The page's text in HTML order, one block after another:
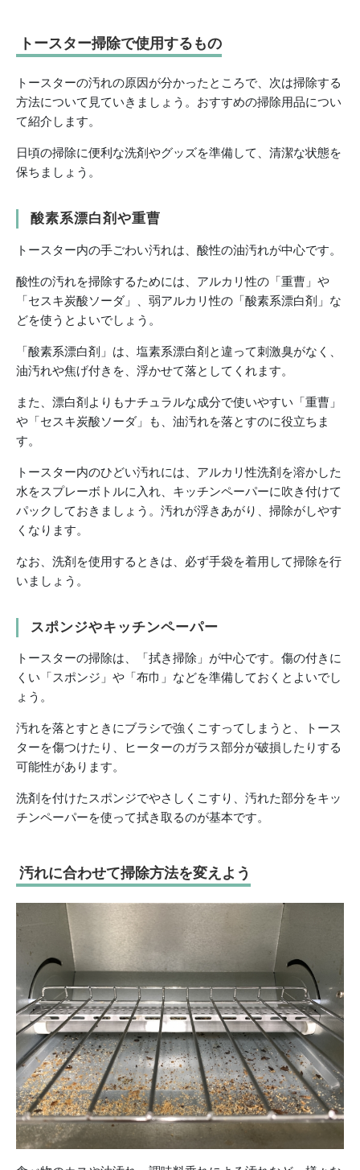
トースター掃除で使用するもの
トースターの汚れの原因が分かったところで、次は掃除する
方法について見ていきましょう。おすすめの掃除用品につい
て紹介します。
日頃の掃除に便利な洗剤やグッズを準備して、清潔な状態を
保ちましょう。
酸素系漂白剤や重曹
トースター内の手ごわい汚れは、酸性の油汚れが中心です。
酸性の汚れを掃除するためには、アルカリ性の「重曹」や
「セスキ炭酸ソーダ」、弱アルカリ性の「酸素系漂白剤」な
どを使うとよいでしょう。
「酸素系漂白剤」は、塩素系漂白剤と違って刺激臭がなく、
油汚れや焦げ付きを、浮かせて落としてくれます。
また、漂白剤よりもナチュラルな成分で使いやすい「重曹」
や「セスキ炭酸ソーダ」も、油汚れを落とすのに役立ちま
す。
トースター内のひどい汚れには、アルカリ性洗剤を溶かした
水をスプレーボトルに入れ、キッチンペーパーに吹き付けて
パックしておきましょう。汚れが浮きあがり、掃除がしやす
くなります。
なお、洗剤を使用するときは、必ず手袋を着用して掃除を行
いましょう。
スポンジやキッチンペーパー
トースターの掃除は、「拭き掃除」が中心です。傷の付きに
くい「スポンジ」や「布巾」などを準備しておくとよいでし
ょう。
汚れを落とすときにブラシで強くこすってしまうと、トース
ターを傷つけたり、ヒーターのガラス部分が破損したりする
可能性があります。
洗剤を付けたスポンジでやさしくこすり、汚れた部分をキッ
チンペーパーを使って拭き取るのが基本です。
汚れに合わせて掃除方法を変えよう